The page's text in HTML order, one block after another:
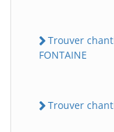
Trouver
FONTAINE
Trouver